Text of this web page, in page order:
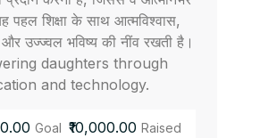
शिक्षा के साथ आत्मविश्वास,
और उज्ज्वल भविष्य की नींव रखती है।
daughters through
and technology.
Goal ₹10,000.00 Raised